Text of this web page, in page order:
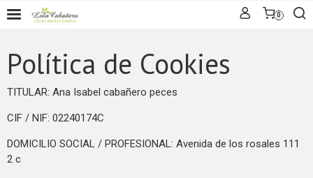
0
Política de Cookies
TITULAR: Ana Isabel cabañero peces
CIF / NIF: 02240174C
DOMICILIO SOCIAL / PROFESIONAL: Avenida de los rosales 111
2 c